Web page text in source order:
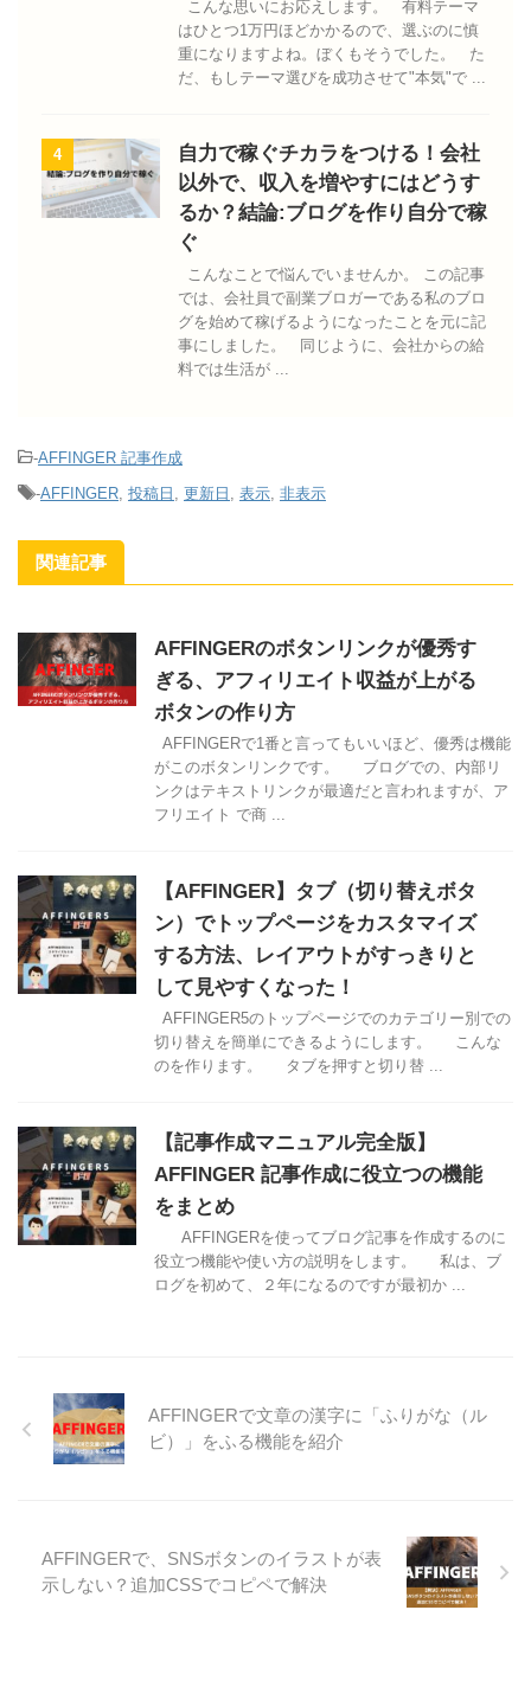
こんな思いにお応えします。 有料テーマ
はひとつ1万円ほどかかるので、選ぶのに慎
重になりますよね。ぼくもそうでした。 た
だ、もしテーマ選びを成功させて"本気"で ...
4
自力で稼ぐチカラをつける！会社
以外で、収入を増やすにはどうす
るか？結論:ブログを作り自分で稼
ぐ
こんなことで悩んでいませんか。 この記事
では、会社員で副業ブロガーである私のブロ
グを始めて稼げるようになったことを元に記
事にしました。 同じように、会社からの給
料では生活が ...
-AFFINGER 記事作成
-AFFINGER, 投稿日 , 更新日 , 表示, 非表示
関連記事
AFFINGERのボタンリンクが優秀す
ぎる、アフィリエイト収益が上がる
ボタンの作り方
AFFINGERで1番と言ってもいいほど、優秀は機能
がこのボタンリンクです。 ブログでの、内部リ
ンクはテキストリンクが最適だと言われますが、ア
フリエイト で商 ...
【AFFINGER】タブ（切り替えボタ
ン）でトップページをカスタマイズ
する方法、レイアウトがすっきりと
して見やすくなった！
AFFINGER5のトップページでのカテゴリー別での
切り替えを簡単にできるようにします。 こんな
のを作ります。 タブを押すと切り替 ...
【記事作成マニュアル完全版】
AFFINGER 記事作成に役立つの機能
をまとめ
AFFINGERを使ってブログ記事を作成するのに
役立つ機能や使い方の説明をします。 私は、ブ
ログを初めて、２年になるのですが最初か ...
AFFINGERで文章の漢字に「ふりがな（ル
ビ）」をふる機能を紹介
AFFINGERで、SNSボタンのイラストが表
示しない？追加CSSでコピペで解決